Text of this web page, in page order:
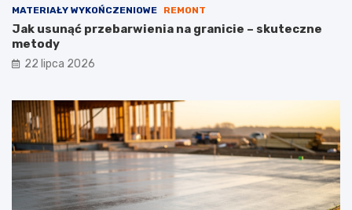
MATERIAŁY WYKOŃCZENIOWE REMONT
Jak usunąć przebarwienia na granicie – skuteczne
metody
22 lipca 2026